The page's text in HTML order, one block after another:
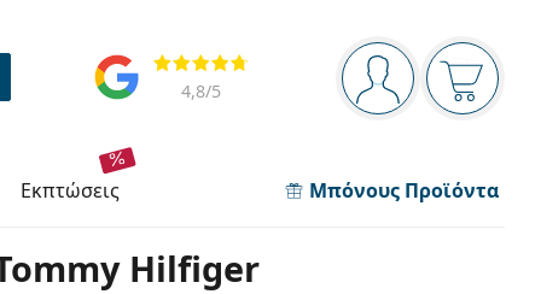
Πίνακας πλοήγησης
Είστε
Το
Αξιολογήσεις
4,8/5
εκπτώσεις Μπόνους Προϊόντα
Hilfiger